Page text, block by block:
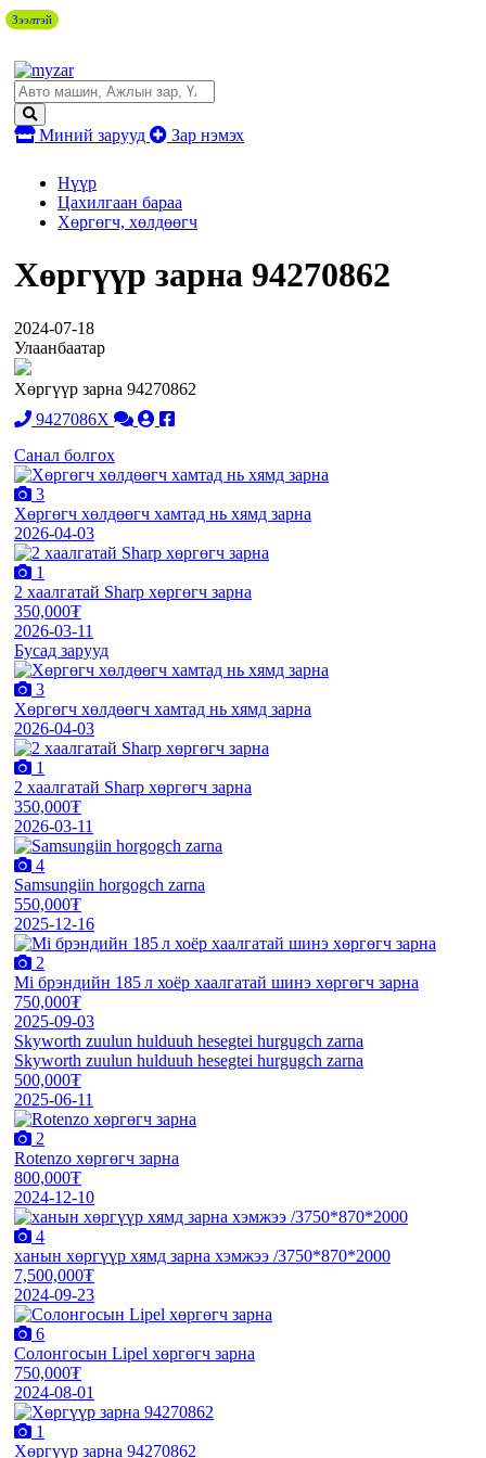
Миний зарууд Зар нэмэх
Нүүр
Цахилгаан бараа
Хөргөгч, хөлдөөгч
Хөргүүр зарна 94270862
2024-07-18
Улаанбаатар
Хөргүүр зарна 94270862
9427086X
Санал болгох
3
Хөргөгч хөлдөөгч хамтад нь хямд зарна
2026-04-03
1
2 хаалгатай Sharp хөргөгч зарна
350,000₮
2026-03-11
Бусад зарууд
3
Хөргөгч хөлдөөгч хамтад нь хямд зарна
2026-04-03
1
2 хаалгатай Sharp хөргөгч зарна
350,000₮
2026-03-11
4
Samsungiin horgogch zarna
550,000₮
2025-12-16
2
Mi брэндийн 185 л хоёр хаалгатай шинэ хөргөгч зарна
750,000₮
2025-09-03
Skyworth zuulun hulduuh hesegtei hurgugch zarna
Skyworth zuulun hulduuh hesegtei hurgugch zarna
500,000₮
2025-06-11
2
Rotenzo хөргөгч зарна
800,000₮
2024-12-10
Зээлтэй
4
ханын хөргүүр хямд зарна хэмжээ /3750*870*2000
7,500,000₮
2024-09-23
6
Солонгосын Lipel хөргөгч зарна
750,000₮
2024-08-01
1
Хөргүүр зарна 94270862